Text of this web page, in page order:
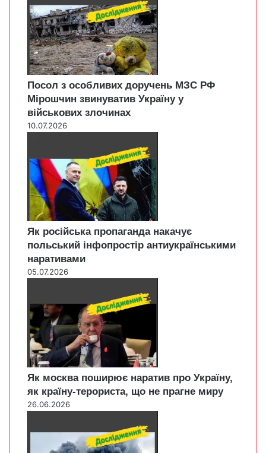
Посол з особливих доручень МЗС РФ
Мірошчин звинуватив Україну у
військових злочинах
10.07.2026
Як російська пропаганда накачує
польський інфопростір антиукраїнськими
наративами
05.07.2026
Як москва поширює наратив про Україну,
як країну-терориста, що не прагне миру
26.06.2026